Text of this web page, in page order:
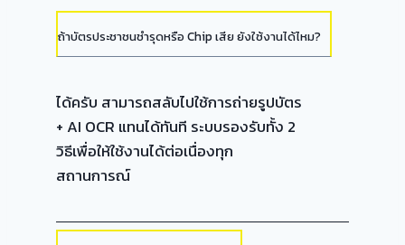
ถ้าบัตรประชาชนชำรุดหรือ Chip เสีย ยังใช้งานได้ไหม?
ได้ครับ สามารถสลับไปใช้การถ่ายรูปบัตร
+ AI OCR แทนได้ทันที ระบบรองรับทั้ง 2
วิธีเพื่อให้ใช้งานได้ต่อเนื่องทุก
สถานการณ์